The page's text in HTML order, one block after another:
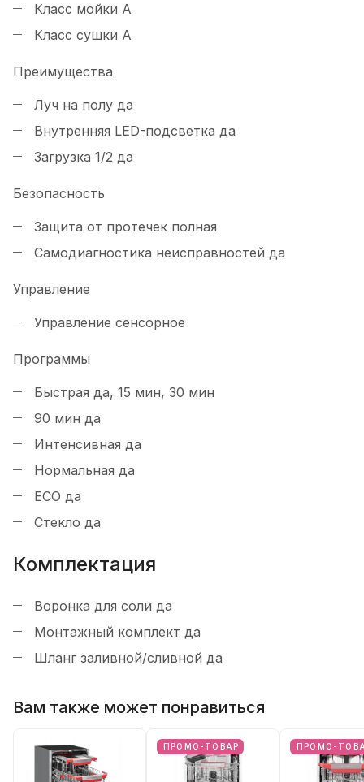
Класс мойки А
Класс сушки А
Преимущества
Луч на полу да
Внутренняя LED-подсветка да
Загрузка 1/2 да
Безопасность
Защита от протечек полная
Самодиагностика неисправностей да
Управление
Управление сенсорное
Программы
Быстрая да, 15 мин, 30 мин
90 мин да
Интенсивная да
Нормальная да
ECO да
Стекло да
Комплектация
Воронка для соли да
Монтажный комплект да
Шланг заливной/сливной да
Вам также может понравиться
ПРОМО-ТОВАР ПРОМО-